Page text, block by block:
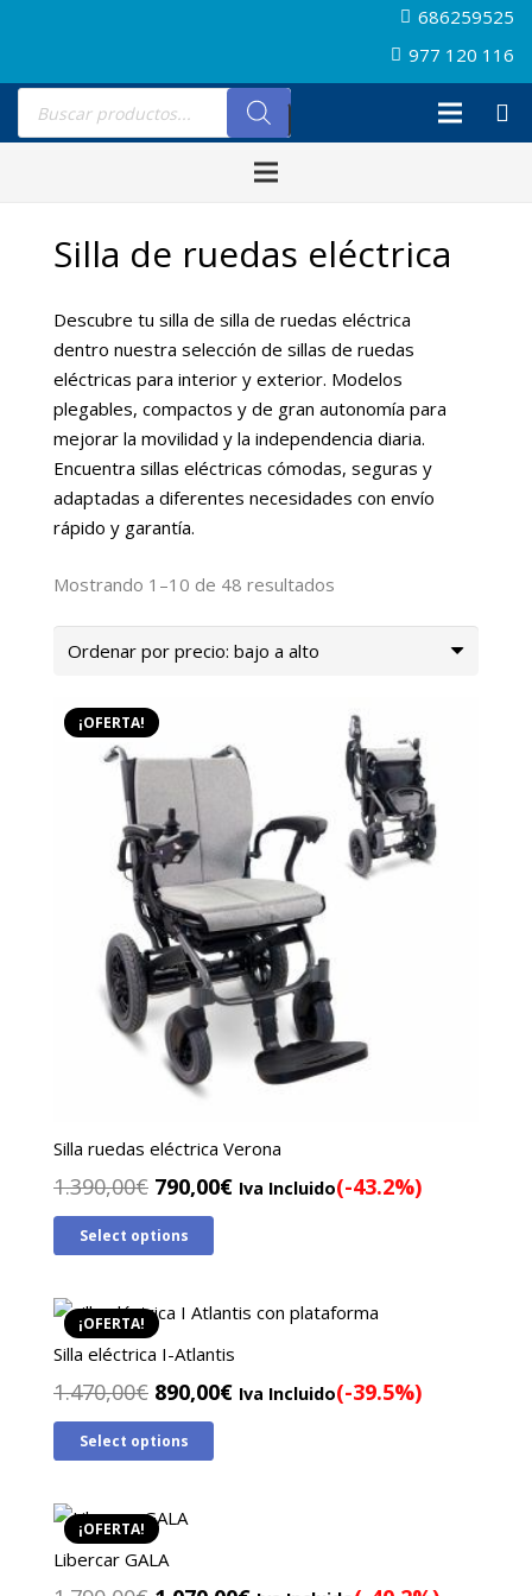
686259525
977 120 116
Búsqueda
productos
Silla de ruedas eléctrica
Descubre tu silla de silla de ruedas eléctrica
dentro nuestra selección de sillas de ruedas
eléctricas para interior y exterior. Modelos
plegables, compactos y de gran autonomía para
mejorar la movilidad y la independencia diaria.
Encuentra sillas eléctricas cómodas, seguras y
adaptadas a diferentes necesidades con envío
rápido y garantía.
Mostrando 1–10 de 48 resultados
alto
¡OFERTA!
Silla ruedas eléctrica Verona
1.390,00€ El
precio
original
1.390,00€.
790,00€El
790,00€.
Iva Incluido(-43.2%)
Select options
¡OFERTA!
Silla eléctrica I-Atlantis
1.470,00€ El
precio
original
1.470,00€.
890,00€ElIva Incluido(-39.5%)
Select options
¡OFERTA!
Libercar GALA